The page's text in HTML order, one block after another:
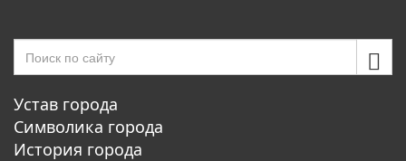
Устав города
Символика города
История города